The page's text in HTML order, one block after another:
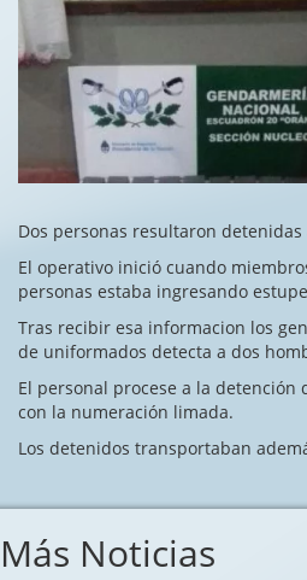
Dos personas resultaron
El operativo inició cuando
personas estaba ingresando
Tras recibir esa informacion los
de uniformados detecta a dos
El personal procese a la
con la numeración limada.
Los detenidos transportaban
Más Noticias